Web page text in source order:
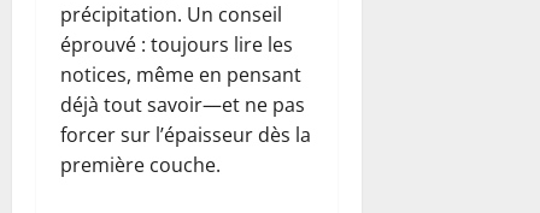
précipitation. Un conseil
éprouvé : toujours lire les
notices, même en pensant
déjà tout savoir—et ne pas
forcer sur l’épaisseur dès la
première couche.